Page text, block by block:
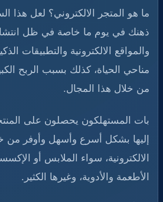
ما هو المتجر الالكتروني؟ لعل هذا
ذهنك في يوم ما خاصة في ظل
والمواقع الالكترونية والتطبيقات
مناحي الحياة، كذلك بسبب الربح
من خلال هذا المجال.
بات المستهلكون يحصلون على
إليها بشكل أسرع وأسهل وأوفر من
الالكترونية، سواء الملابس أو
الأطعمة والأدوية، وغيرها الكثير.